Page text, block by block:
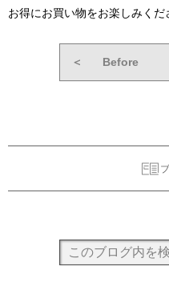
お得にお買い物をお楽しみくだ
＜ Before